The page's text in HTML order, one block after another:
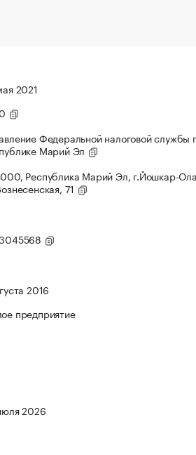
2021
Федеральной налоговой службы
Марий Эл
Республика Марий Эл, г.Йошкар-
71
2016
предприятие
2026